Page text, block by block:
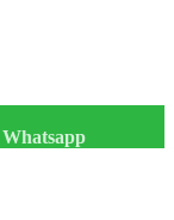
Whatsapp